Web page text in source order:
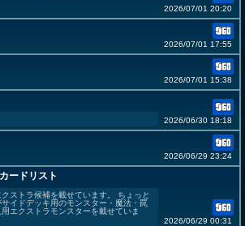
2026/07/01 20:20
2026/07/01 17:55
2026/07/01 15:38
2026/06/30 18:18
2026/06/29 23:24
ードリスト
ストラ候補を載せています。 ちょっと
イドデッキ用のモンスター・魔法・罠
エクストラモンスターを載せていま
2026/06/29 00:31